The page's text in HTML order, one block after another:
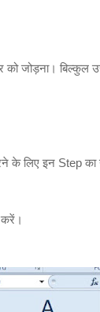
को जोड़ना।
के लिए इन Step का